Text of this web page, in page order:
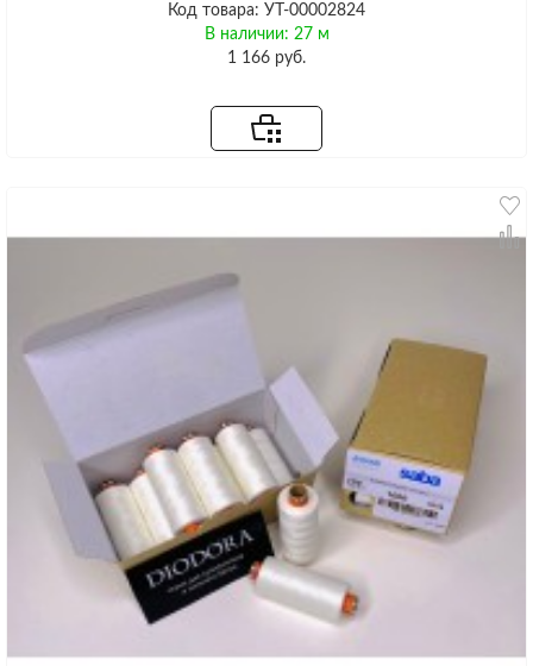
Код товара: УТ-00002824
В наличии: 27 м
1 166 руб.